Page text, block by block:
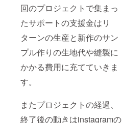
回のプロジェクトで集まっ
たサポートの支援金はリ
ターンの生産と新作のサン
プル作りの生地代や縫製に
かかる費用に充てていきま
す。
またプロジェクトの経過、
終了後の動きはinstagramの